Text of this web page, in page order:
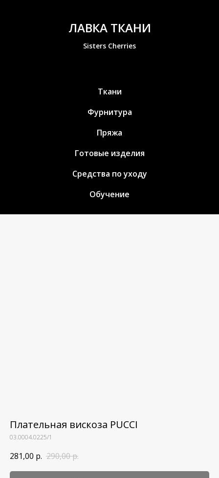
ЛАВКА ТКАНИ
Sisters Cherries
Ткани
Фурнитура
Пряжа
Готовые изделия
Средства по уходу
Обучение
Плательная вискоза PUCCI
03.0004.0225/1
281,00 р. 290,00р.